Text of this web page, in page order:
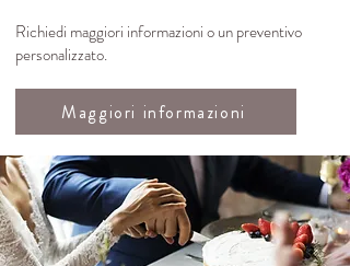
Richiedi maggiori informazioni o un preventivo
personalizzato.
Maggiori informazioni